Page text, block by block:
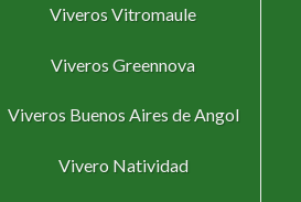
Viveros Vitromaule
Viveros Greennova
Viveros Buenos Aires de Angol
Vivero Natividad